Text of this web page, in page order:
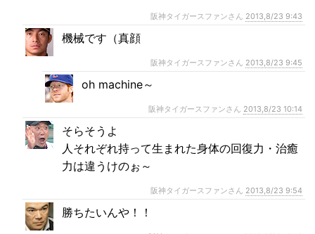
阪神タイガースファンさん 2013,8/23 9:43
機械です（真顔
阪神タイガースファンさん 2013,8/23 9:45
oh machine～
阪神タイガースファンさん 2013,8/23 10:14
そらそうよ
人それぞれ持って生まれた身体の回復力・治癒
力は違うけのぉ～
阪神タイガースファンさん 2013,8/23 9:54
勝ちたいんや！！